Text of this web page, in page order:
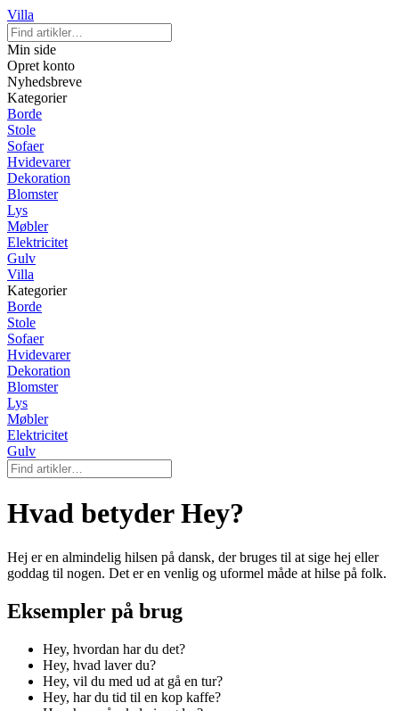
Villa
Min side
Opret konto
Nyhedsbreve
Kategorier
Borde
Stole
Sofaer
Hvidevarer
Dekoration
Blomster
Lys
Møbler
Elektricitet
Gulv
Villa
Kategorier
Borde
Stole
Sofaer
Hvidevarer
Dekoration
Blomster
Lys
Møbler
Elektricitet
Gulv
Hvad betyder Hey?
Hej er en almindelig hilsen på dansk, der bruges til at sige hej eller
goddag til nogen. Det er en venlig og uformel måde at hilse på folk.
Eksempler på brug
Hey, hvordan har du det?
Hey, hvad laver du?
Hey, vil du med ud at gå en tur?
Hey, har du tid til en kop kaffe?